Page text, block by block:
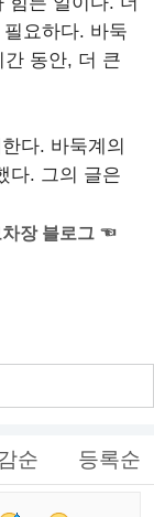
요하다. 바둑
간 동안, 더 큰
다. 바둑계의
다. 그의 글은
장 블로그 ☜
순 등록순